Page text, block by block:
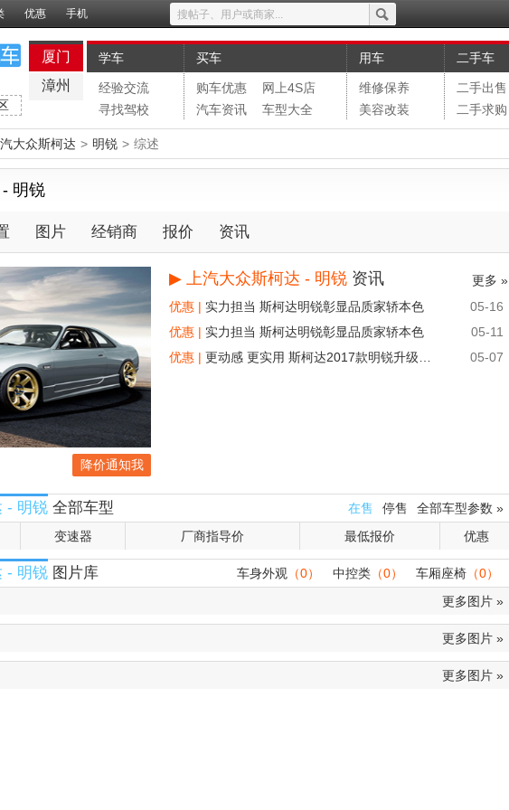
优惠 手机
厦门
漳州
学车
经验交流
寻找驾校
买车
购车优惠
网上4S店
汽车资讯
车型大全
用车
维修保养
美容改装
二手车
二手出售
二手求购
汽大众斯柯达 > 明锐 > 综述
明锐
图片 经销商 报价 资讯
降价通知我
更多 »
▶ 上汽大众斯柯达 - 明锐 资讯
优惠 | 实力担当 斯柯达明锐彰显品质家轿本色
05-16
优惠 | 实力担当 斯柯达明锐彰显品质家轿本色
05-11
优惠 |
05-07
全部车型参数 »
停售
在售
- 明锐 全部车型
变速器 厂商指导价 最低报价 优惠
车身外观 （0） 中控类 （0） 车厢座椅 （0）
- 明锐 图片库
更多图片 »
更多图片 »
更多图片 »